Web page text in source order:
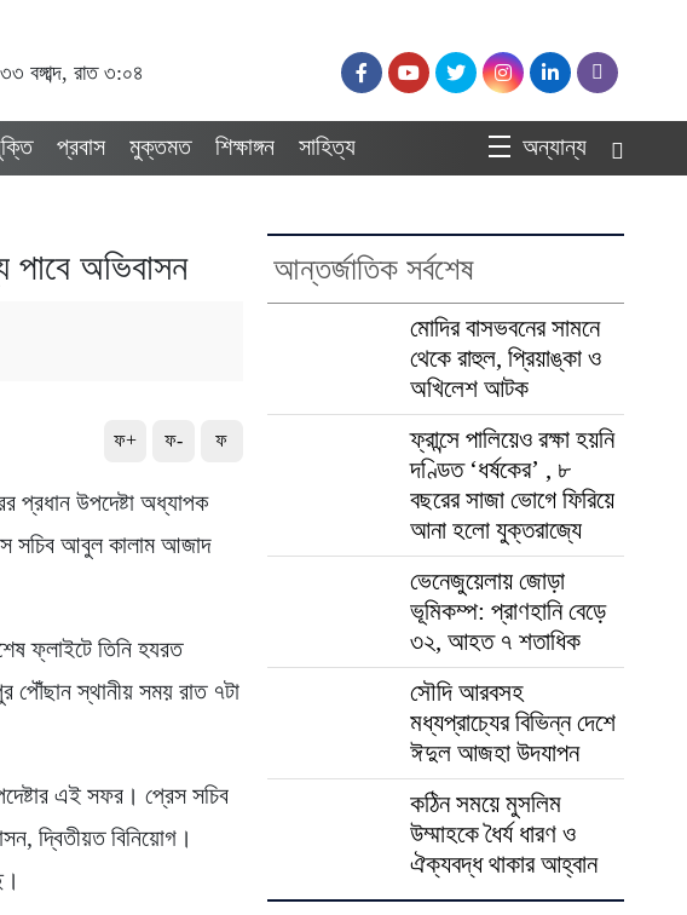
বঙ্গাব্দ, রাত ৩:০৪
প্রবাস মুক্তমত শিক্ষাঙ্গন সাহিত্য অন্যান্য
পাবে অভিবাসন
ফ+ ফ- ফ
প্রধান উপদেষ্টা অধ্যাপক
সচিব আবুল কালাম আজাদ
ফ্লাইটে তিনি হযরত
পৌঁছান স্থানীয় সময় রাত ৭টা
এই সফর। প্রেস সচিব
দ্বিতীয়ত বিনিয়োগ।
আন্তর্জাতিক সর্বশেষ
মোদির বাসভবনের সামনে
থেকে রাহুল, প্রিয়াঙ্কা ও
অখিলেশ আটক
ফ্রান্সে পালিয়েও রক্ষা হয়নি
দণ্ডিত ‘ধর্ষকের’ , ৮
বছরের সাজা ভোগে ফিরিয়ে
আনা হলো যুক্তরাজ্যে
ভেনেজুয়েলায় জোড়া
ভূমিকম্প: প্রাণহানি বেড়ে
৩২, আহত ৭ শতাধিক
সৌদি আরবসহ
মধ্যপ্রাচ্যের বিভিন্ন দেশে
ঈদুল আজহা উদযাপন
কঠিন সময়ে মুসলিম
উম্মাহকে ধৈর্য ধারণ ও
ঐক্যবদ্ধ থাকার আহ্বান